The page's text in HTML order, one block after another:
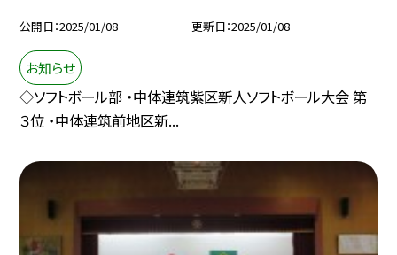
公開日 2025/01/08 更新日 2025/01/08
お知らせ
◇ソフトボール部 ・中体連筑紫区新人ソフトボール大会 第
３位 ・中体連筑前地区新...